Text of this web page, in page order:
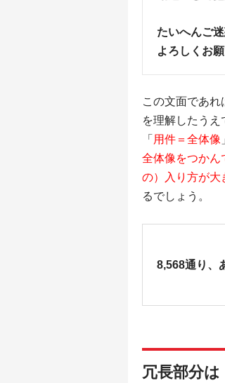
たいへんご
よろしくお
この文面であ
を理解したうえ
「 用件＝全体像
全体像をつかん
の）入り方が大
るでしょう。
8,568通り、
冗長部分